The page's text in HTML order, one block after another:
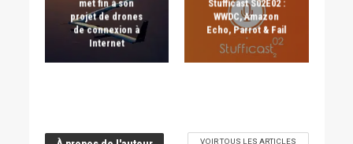
met fin à son
projet de drones
de connexion à
Internet
Stufficast S02E02 :
WWDC, Amazon
Echo, Parrot & Fail
VOIR TOUS LES ARTICLES